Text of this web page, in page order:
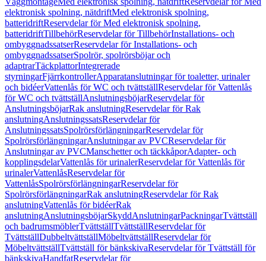
elektronisk spolning, nätdriftMed elektronisk spolning,
batteridriftReservdelar för Med elektronisk spolning,
batteridriftTillbehörReservdelar för TillbehörInstallations- och
ombyggnadssatserReservdelar för Installations- och
ombyggnadssatserSpolrör, spolrörsböjar och
adaptrarTäckplattorIntegrerade
styrningarFjärrkontrollerApparatanslutningar för toaletter, urinaler
och bidéerVattenlås för WC och tvättställReservdelar för Vattenlås
för WC och tvättställAnslutningsböjarReservdelar för
AnslutningsböjarRak anslutningReservdelar för Rak
anslutningAnslutningssatsReservdelar för
AnslutningssatsSpolrörsförlängningarReservdelar för
SpolrörsförlängningarAnslutningar av PVCReservdelar för
Anslutningar av PVCManschetter och täckkåporAdapter- och
kopplingsdelarVattenlås för urinalerReservdelar för Vattenlås för
urinalerVattenlåsReservdelar för
VattenlåsSpolrörsförlängningarReservdelar för
SpolrörsförlängningarRak anslutningReservdelar för Rak
anslutningVattenlås för bidéerRak
anslutningAnslutningsböjarSkyddAnslutningarPackningarTvättställ
och badrumsmöblerTvättställTvättställReservdelar för
TvättställDubbeltvättställMöbeltvättställReservdelar för
MöbeltvättställTvättställ för bänkskivaReservdelar för Tvättställ för
bänkskivaHandfatReservdelar för